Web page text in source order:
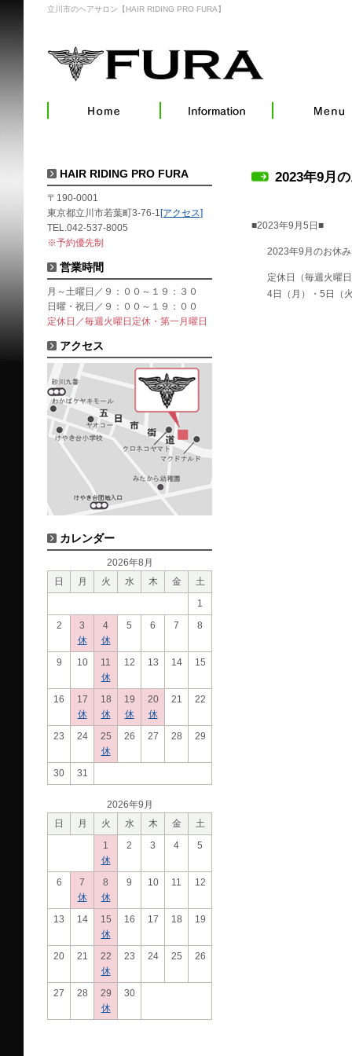
立川市のヘアサロン【HAIR RIDING PRO FURA】
2023年9月
■2023年9月5日■
2023年9月のお休
定休日（毎週火曜
4日（月）・5日（
HAIR RIDING PRO FURA
〒190-0001
東京都立川市若葉町3-76-1 [アクセス]
TEL.042-537-8005
※予約優先制
営業時間
月～土曜日／９：００～１９：３０
日曜・祝日／９：００～１９：００
定休日／毎週火曜日定休・第一月曜日
アクセス
カレンダー
2026年8月
日
月 火 水 木 金
土
1
2
3
休
4
休
5 6 7 8
9 10
11
休
12 13 14 15
16
17
休
18
休
19
休
20
休
21 22
23 24
25
休
26 27 28 29
30 31
2026年9月
日
月 火 水 木 金
土
1
休
2 3 4 5
6
7
休
8
休
9 10 11 12
13 14
15
休
16 17 18 19
20 21
22
休
23 24 25 26
27 28
29
休
30